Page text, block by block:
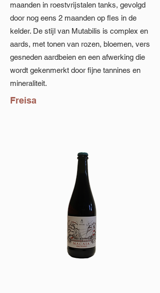
maanden in roestvrijstalen tanks, gevolgd
door nog eens 2 maanden op fles in de
kelder. De stijl van Mutabilis is complex en
aards, met tonen van rozen, bloemen, vers
gesneden aardbeien en een afwerking die
wordt gekenmerkt door fijne tannines en
mineraliteit.
Freisa